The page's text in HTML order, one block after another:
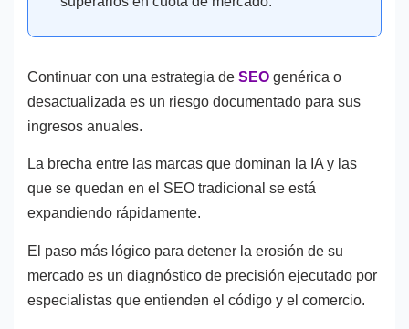
Continuar con una estrategia de SEO genérica o
desactualizada es un riesgo documentado para sus
ingresos anuales.
La brecha entre las marcas que dominan la IA y las
que se quedan en el SEO tradicional se está
expandiendo rápidamente.
El paso más lógico para detener la erosión de su
mercado es un diagnóstico de precisión ejecutado por
especialistas que entienden el código y el comercio.